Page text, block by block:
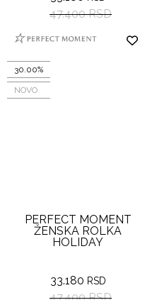
47.400 RSD
30.00%
NOVO
PERFECT MOMENT
ŽENSKA ROLKA
HOLIDAY
33.180 RSD